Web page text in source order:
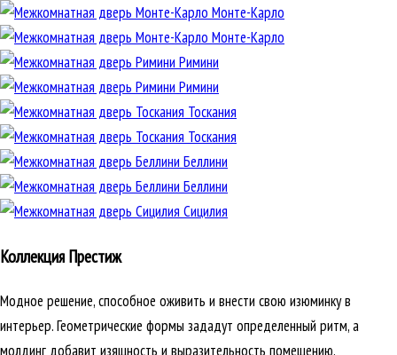
Монте-Карло
Монте-Карло
Римини
Римини
Тоскания
Тоскания
Беллини
Беллини
Сицилия
Коллекция Престиж
Модное решение, способное оживить и внести свою изюминку в
интерьер. Геометрические формы зададут определенный ритм, а
молдинг добавит изящность и выразительность помещению.